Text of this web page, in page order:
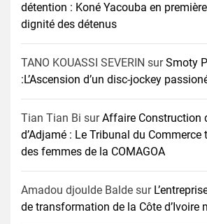
détention : Koné Yacouba en
dignité des détenus
TANO KOUASSI SEVERIN surSmoty
:L’Ascension d’un disc-jockey
Tian Tian Bi surAffaire Construction
d’Adjamé : Le Tribunal du
des femmes de la COMAGOA
Amadou djoulde Balde sur
de transformation de la Côte d’Ivoire